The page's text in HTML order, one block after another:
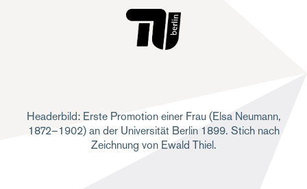
Headerbild: Erste Promotion einer Frau (Elsa Neumann,
1872–1902) an der Universität Berlin 1899. Stich nach
Zeichnung von Ewald Thiel.